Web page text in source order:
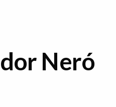
Neró